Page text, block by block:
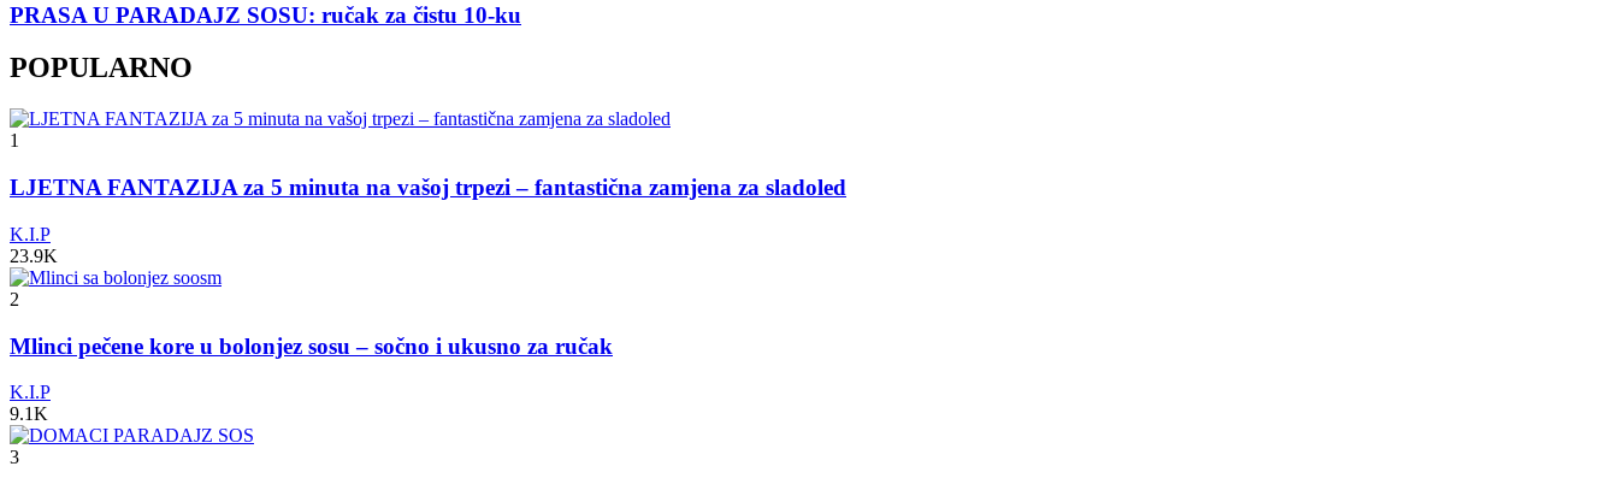
PRASA U PARADAJZ SOSU: ručak za čistu 10-ku
POPULARNO
1
LJETNA FANTAZIJA za 5 minuta na vašoj trpezi – fantastična zamjena za sladoled
K.I.P
23.9K
2
Mlinci pečene kore u bolonjez sosu – sočno i ukusno za ručak
K.I.P
9.1K
3